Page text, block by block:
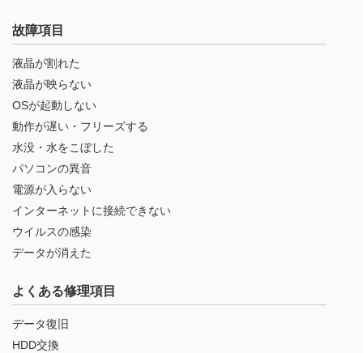
故障項目
液晶が割れた
液晶が映らない
OSが起動しない
動作が遅い・フリーズする
水没・水をこぼした
パソコンの異音
電源が入らない
インターネットに接続できない
ウイルスの感染
データが消えた
よくある修理項目
データ復旧
HDD交換